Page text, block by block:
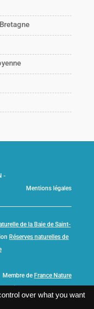
-
Mentions légales
de la Baie de Saint-
Réserves naturelles de
Membre de France Nature
over what you want